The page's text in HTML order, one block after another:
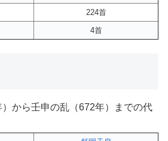
224首
4首
から壬申の乱（672年）までの代